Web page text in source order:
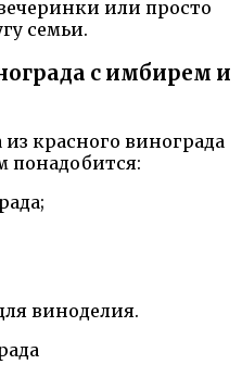
или просто
семьи.
с имбирем и
красного винограда
понадобится:
виноделия.